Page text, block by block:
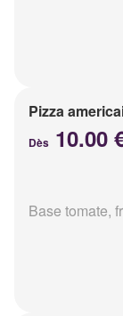
Pizza
Dès 10.00
Base tomate,